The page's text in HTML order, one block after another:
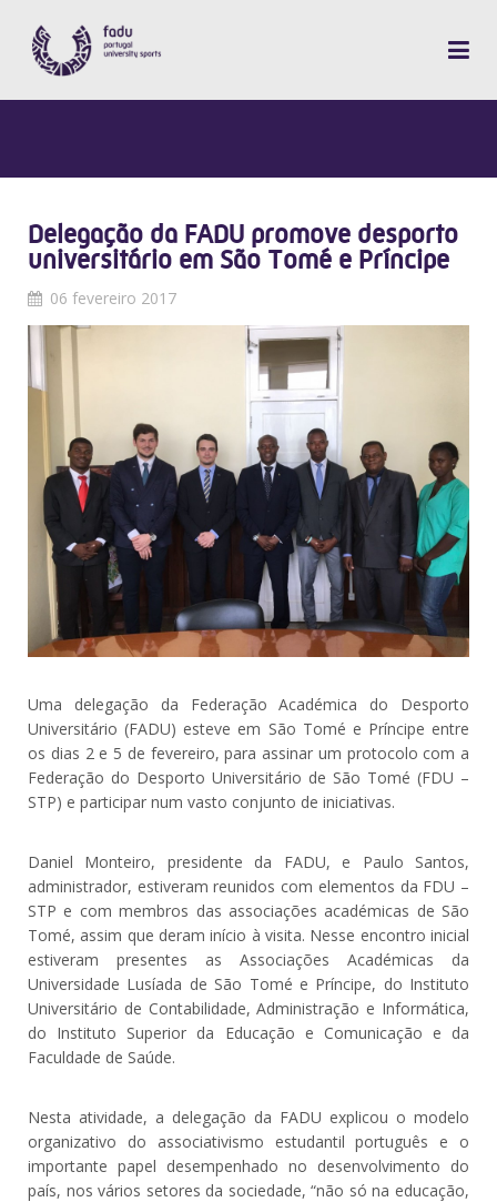
Delegação da FADU promove desporto
universitário em São Tomé e Príncipe
06 fevereiro 2017
Uma delegação da Federação Académica do Desporto
Universitário (FADU) esteve em São Tomé e Príncipe entre
os dias 2 e 5 de fevereiro, para assinar um protocolo com a
Federação do Desporto Universitário de São Tomé (FDU –
STP) e participar num vasto conjunto de iniciativas.
Daniel Monteiro, presidente da FADU, e Paulo Santos,
administrador, estiveram reunidos com elementos da FDU –
STP e com membros das associações académicas de São
Tomé, assim que deram início à visita. Nesse encontro inicial
estiveram presentes as Associações Académicas da
Universidade Lusíada de São Tomé e Príncipe, do Instituto
Universitário de Contabilidade, Administração e Informática,
do Instituto Superior da Educação e Comunicação e da
Faculdade de Saúde.
Nesta atividade, a delegação da FADU explicou o modelo
organizativo do associativismo estudantil português e o
importante papel desempenhado no desenvolvimento do
país, nos vários setores da sociedade, “não só na educação,